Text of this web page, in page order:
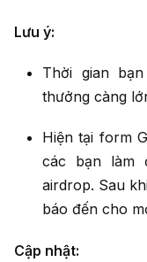
Lưu ý:
Thời gian
thưởng càng
Hiện tại form
các bạn làm
airdrop. Sau
báo đến cho
Cập nhật: